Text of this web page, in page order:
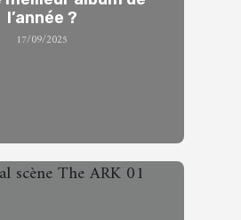
l’année ?
17/09/2025